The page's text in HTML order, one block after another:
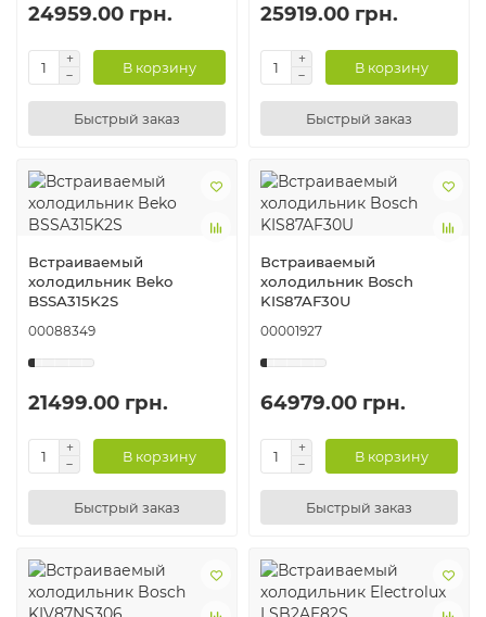
24959.00 грн.
В корзину
Быстрый заказ
25919.00 грн.
В корзину
Быстрый заказ
Встраиваемый
холодильник Beko
BSSA315K2S
00088349
21499.00 грн.
В корзину
Быстрый заказ
Встраиваемый
холодильник Bosch
KIS87AF30U
00001927
64979.00 грн.
В корзину
Быстрый заказ